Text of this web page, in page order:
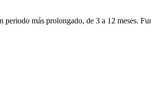
más prolongado, de 3 a 12 meses.